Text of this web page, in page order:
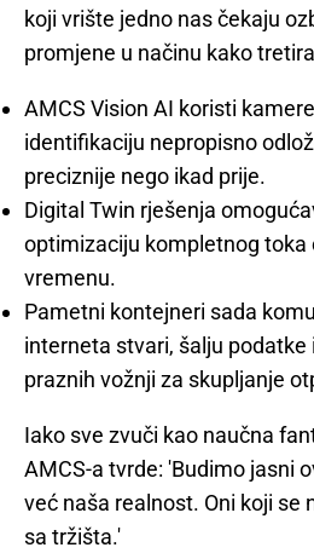
koji vrište jedno nas čekaju
promjene u načinu kako
AMCS Vision AI koristi
identifikaciju nepropisno
preciznije nego ikad prije.
Digital Twin rješenja
optimizaciju kompletnog toka
vremenu.
Pametni kontejneri sada
interneta stvari, šalju podatke
praznih vožnji za skupljanje
Iako sve zvuči kao naučna
AMCS-a tvrde: 'Budimo jasni
već naša realnost. Oni koji se
sa tržišta.'